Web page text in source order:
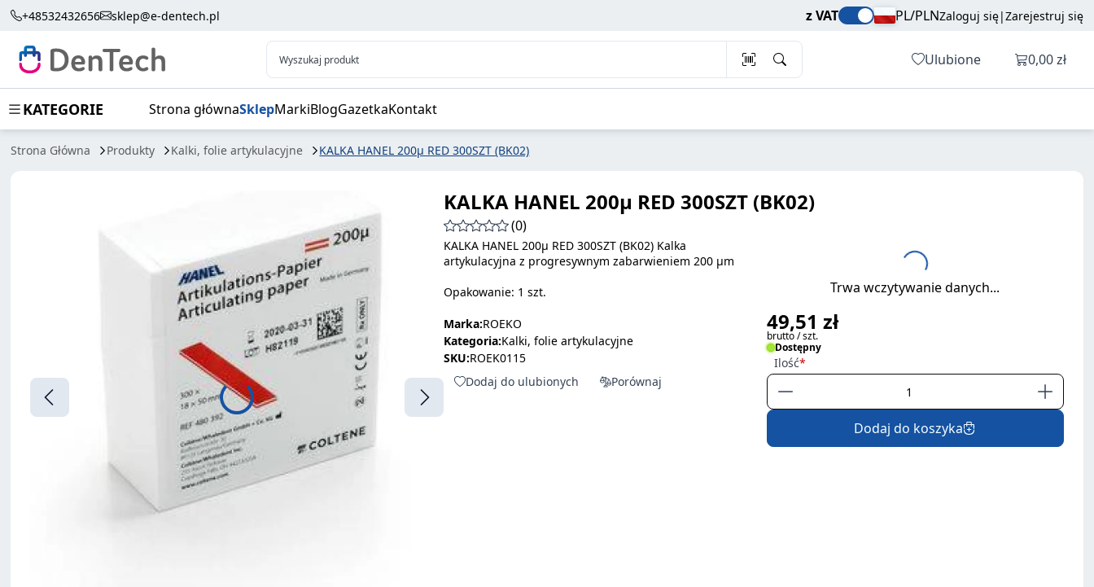
+48532432656 sklep@e-dentech.pl z VAT PL/PLNZaloguj się|Zarejestruj się
Wyszukaj produkt Ulubione Otwórz
0,00 zł
KATEGORIE Strona głównaSklepMarkiBlogGazetkaKontakt
Strona Główna Produkty Kalki, folie artykulacyjne KALKA HANEL 200µ RED 300SZT (BK02)
KALKA HANEL 200µ RED 300SZT (BK02) brutto / szt. Dodaj do koszyka
KALKA HANEL 200µ RED 300SZT (BK02)
(0)
KALKA HANEL 200µ RED 300SZT (BK02) Kalka
artykulacyjna z progresywnym zabarwieniem 200 µm
Opakowanie: 1 szt.
Marka:ROEKO
Kategoria:Kalki, folie artykulacyjne
SKU:ROEK0115
Dodaj do ulubionych
Porównaj
Trwa wczytywanie danych...
49,51 zł
brutto / szt.
Dostępny
Ilość
Dodaj do koszyka